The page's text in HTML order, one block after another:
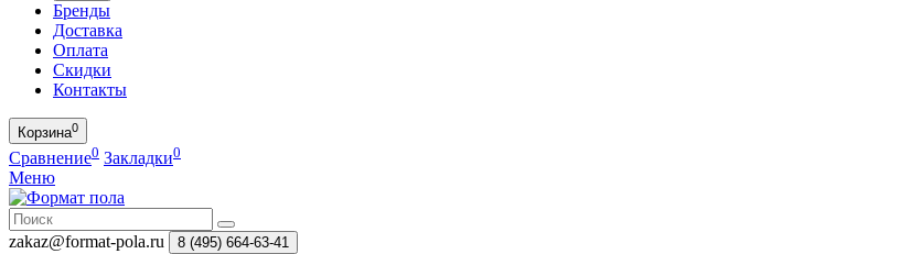
Бренды
Доставка
Оплата
Скидки
Контакты
Корзина0
Сравнение0 Закладки0
Меню
zakaz@format-pola.ru 8 (495) 664-63-41